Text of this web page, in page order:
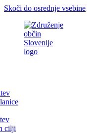
Skoči do osrednje vsebine
cilji